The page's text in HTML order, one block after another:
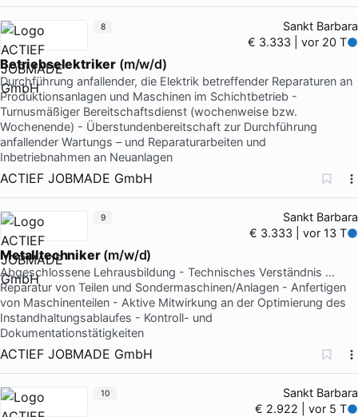
Sankt Barbara
€ 3.333 | vor 20 T
Betriebselektriker (m/w/d)
Durchführung anfallender, die Elektrik betreffender Reparaturen an
Produktionsanlagen und Maschinen im Schichtbetrieb -
Turnusmäßiger Bereitschaftsdienst (wochenweise bzw.
Wochenende) - Überstundenbereitschaft zur Durchführung
anfallender Wartungs – und Reparaturarbeiten und
Inbetriebnahmen an Neuanlagen
ACTIEF JOBMADE GmbH
8
Sankt Barbara
€ 3.333 | vor 13 T
Metalltechniker(m/w/d)
Abgeschlossene Lehrausbildung - Technisches Verständnis …
Reparatur von Teilen und Sondermaschinen/Anlagen - Anfertigen
von Maschinenteilen - Aktive Mitwirkung an der Optimierung des
Instandhaltungsablaufes - Kontroll- und
Dokumentationstätigkeiten
ACTIEF JOBMADE GmbH
9
Sankt Barbara
€ 2.922 | vor 5 T
10